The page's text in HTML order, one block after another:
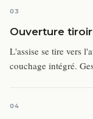
03
Ouverture tiroir
L'assise se tire vers
couchage intégré.
04